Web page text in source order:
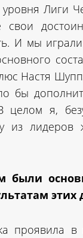
Лиги
И мы
Настя
бы
я,
лидеров
были
этих
проявила